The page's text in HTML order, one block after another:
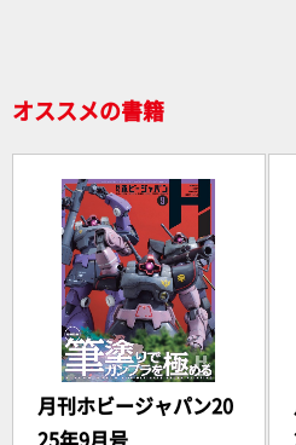
オススメの書籍
月刊ホビージャパン20
25年9月号